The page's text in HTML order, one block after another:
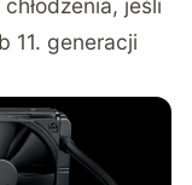
jeśli
11. generacji